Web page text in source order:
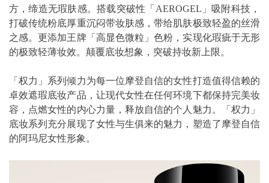
方，缔造无瑕肤感。搭载突破性「AEROGEL」吸附科技，
打破传统粉底厚重沉闷带妆肤感，带给肌肤极致轻盈的丝滑
之感。更添加王牌「高显色微粒」色粉，实现化瑕疵于无形
的极致轻薄妆效。颠覆底妆想象，突破持妆新上限。
「权力」系列倾力为每一位摩登自信的女性打造值得信赖的
卓效遮瑕底妆产品，让现代女性在任何环境下都保持完美妆
容，点燃女性的内心力量，释放自信的个人魅力。「权力」
底妆系列充分展现了女性与生俱来的魅力，塑造了摩登自信
的阿玛尼女性形象。